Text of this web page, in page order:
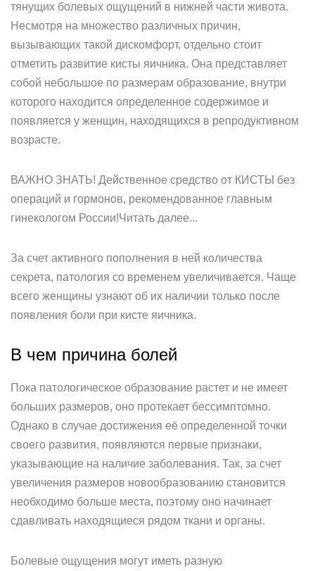
тянущих болевых ощущений в нижней части живота.
Несмотря на множество различных причин,
вызывающих такой дискомфорт, отдельно стоит
отметить развитие кисты яичника. Она представляет
собой небольшое по размерам образование, внутри
которого находится определенное содержимое и
появляется у женщин, находящихся в репродуктивном
возрасте.
ВАЖНО ЗНАТЬ! Действенное средство от КИСТЫ без
операций и гормонов, рекомендованное главным
гинекологом России!Читать далее...
За счет активного пополнения в ней количества
секрета, патология со временем увеличивается. Чаще
всего женщины узнают об их наличии только после
появления боли при кисте яичника.
В чем причина болей
Пока патологическое образование растет и не имеет
больших размеров, оно протекает бессимптомно.
Однако в случае достижения её определенной точки
своего развития, появляются первые признаки,
указывающие на наличие заболевания. Так, за счет
увеличения размеров новообразованию становится
необходимо больше места, поэтому оно начинает
сдавливать находящиеся рядом ткани и органы.
Болевые ощущения могут иметь разную